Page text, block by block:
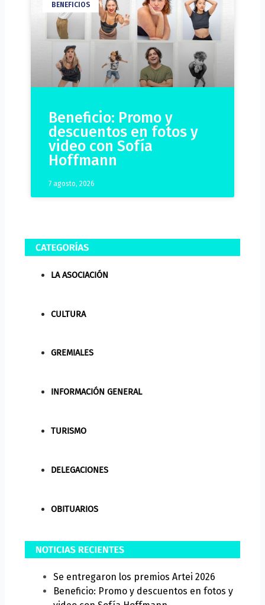
BENEFICIOS
Beneficio: Promo y
descuentos en fotos y
video con Sofía
Hoffmann
7 agosto, 2026
LA ASOCIACIÓN
CULTURA
GREMIALES
INFORMACIÓN GENERAL
TURISMO
DELEGACIONES
OBITUARIOS
Se entregaron los premios Artei 2026
Beneficio: Promo y descuentos en fotos y